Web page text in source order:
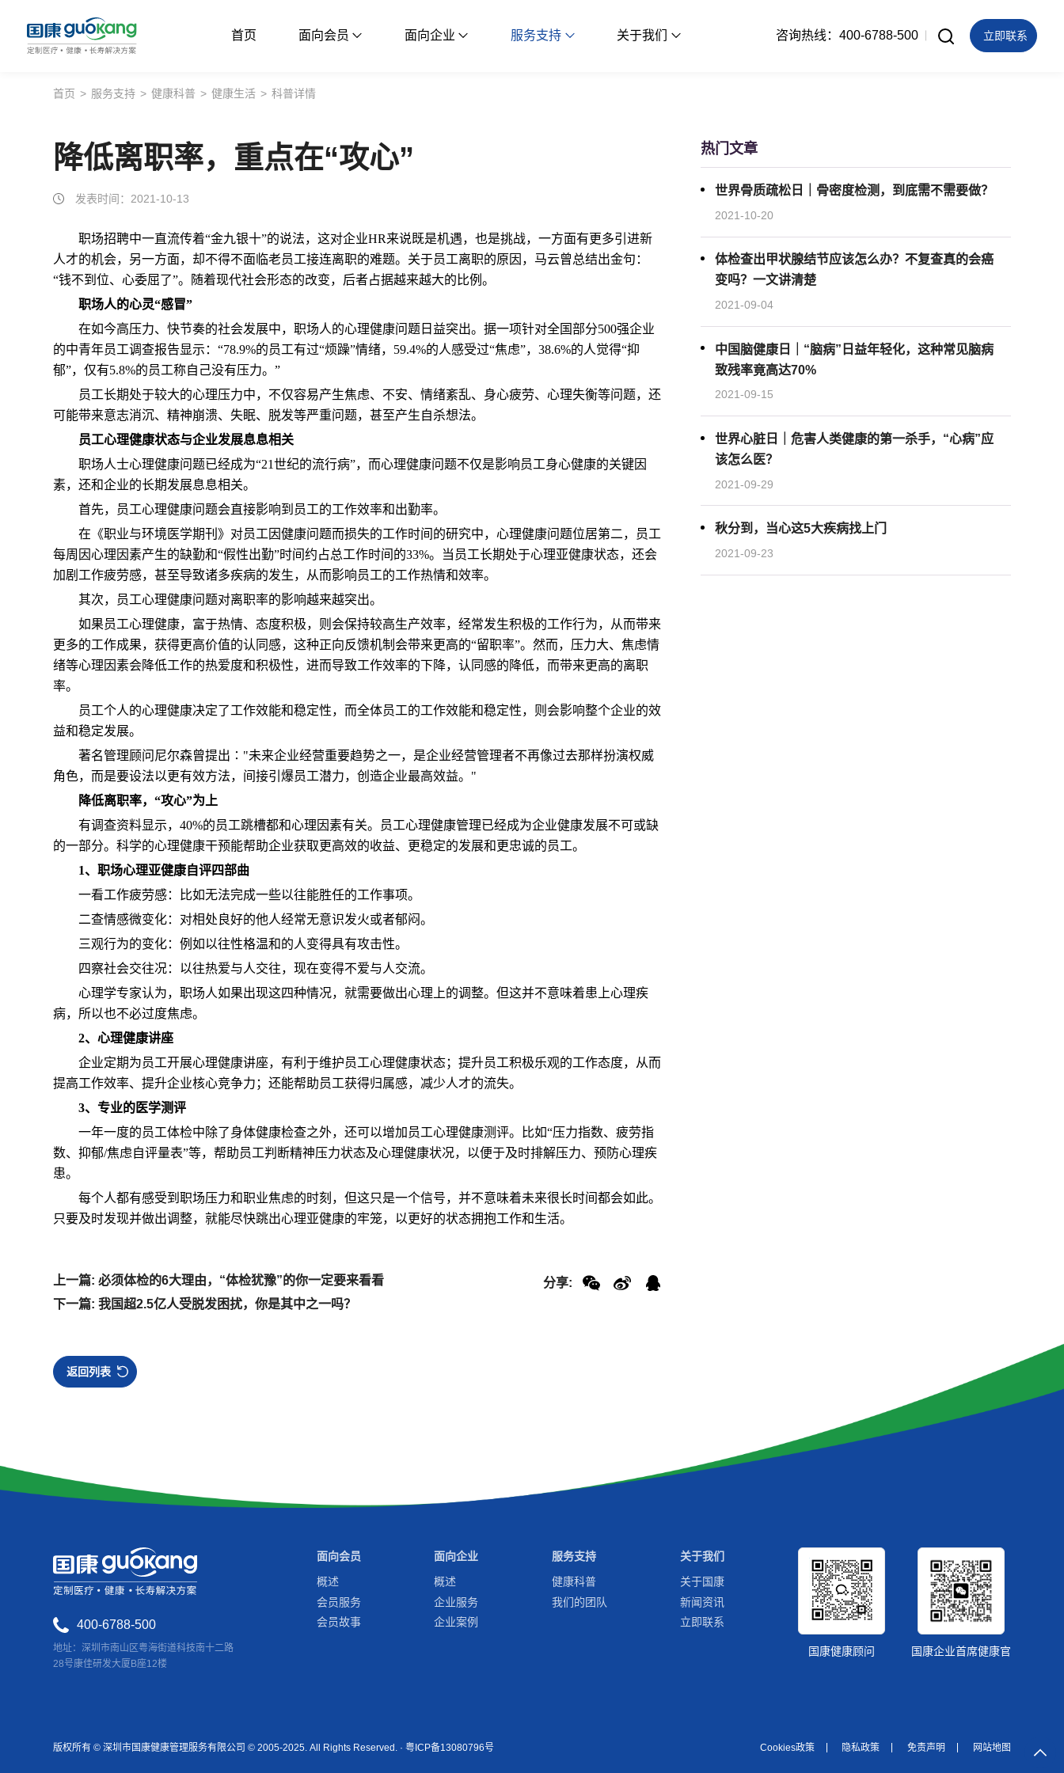
首页 面向会员 面向企业 服务支持 关于我们
面向企业
关于我们
咨询热线：400-6788-500 立即联系
首页 > 服务支持 > 健康科普 > 健康生活 > 科普详情
降低离职率，重点在“攻心”
发表时间：2021-10-13
职场招聘中一直流传着“金九银十”的说法，这对企业HR来说既是机遇，也是挑战，一方面有更多引进新
人才的机会，另一方面，却不得不面临老员工接连离职的难题。关于员工离职的原因，马云曾总结出金句：
“钱不到位、心委屈了”。随着现代社会形态的改变，后者占据越来越大的比例。
职场人的心灵“感冒”
在如今高压力、快节奏的社会发展中，职场人的心理健康问题日益突出。据一项针对全国部分500强企业
的中青年员工调查报告显示：“78.9%的员工有过“烦躁”情绪，59.4%的人感受过“焦虑”，38.6%的人觉得“抑
郁”，仅有5.8%的员工称自己没有压力。”
员工长期处于较大的心理压力中，不仅容易产生焦虑、不安、情绪紊乱、身心疲劳、心理失衡等问题，还
可能带来意志消沉、精神崩溃、失眠、脱发等严重问题，甚至产生自杀想法。
员工心理健康状态与企业发展息息相关
职场人士心理健康问题已经成为“21世纪的流行病”，而心理健康问题不仅是影响员工身心健康的关键因
素，还和企业的长期发展息息相关。
首先，员工心理健康问题会直接影响到员工的工作效率和出勤率。
在《职业与环境医学期刊》对员工因健康问题而损失的工作时间的研究中，心理健康问题位居第二，员工
每周因心理因素产生的缺勤和“假性出勤”时间约占总工作时间的33%。当员工长期处于心理亚健康状态，还会
加剧工作疲劳感，甚至导致诸多疾病的发生，从而影响员工的工作热情和效率。
其次，员工心理健康问题对离职率的影响越来越突出。
如果员工心理健康，富于热情、态度积极，则会保持较高生产效率，经常发生积极的工作行为，从而带来
更多的工作成果，获得更高价值的认同感，这种正向反馈机制会带来更高的“留职率”。然而，压力大、焦虑情
绪等心理因素会降低工作的热爱度和积极性，进而导致工作效率的下降，认同感的降低，而带来更高的离职
率。
员工个人的心理健康决定了工作效能和稳定性，而全体员工的工作效能和稳定性，则会影响整个企业的效
益和稳定发展。
著名管理顾问尼尔森曾提出∶"未来企业经营重要趋势之一，是企业经营管理者不再像过去那样扮演权威
角色，而是要设法以更有效方法，间接引爆员工潜力，创造企业最高效益。"
降低离职率，“攻心”为上
有调查资料显示，40%的员工跳槽都和心理因素有关。员工心理健康管理已经成为企业健康发展不可或缺
的一部分。科学的心理健康干预能帮助企业获取更高效的收益、更稳定的发展和更忠诚的员工。
1、职场心理亚健康自评四部曲
一看工作疲劳感：比如无法完成一些以往能胜任的工作事项。
二查情感微变化：对相处良好的他人经常无意识发火或者郁闷。
三观行为的变化：例如以往性格温和的人变得具有攻击性。
四察社会交往况：以往热爱与人交往，现在变得不爱与人交流。
心理学专家认为，职场人如果出现这四种情况，就需要做出心理上的调整。但这并不意味着患上心理疾
病，所以也不必过度焦虑。
2、心理健康讲座
企业定期为员工开展心理健康讲座，有利于维护员工心理健康状态；提升员工积极乐观的工作态度，从而
提高工作效率、提升企业核心竞争力；还能帮助员工获得归属感，减少人才的流失。
3、专业的医学测评
一年一度的员工体检中除了身体健康检查之外，还可以增加员工心理健康测评。比如“压力指数、疲劳指
数、抑郁/焦虑自评量表”等，帮助员工判断精神压力状态及心理健康状况，以便于及时排解压力、预防心理疾
患。
每个人都有感受到职场压力和职业焦虑的时刻，但这只是一个信号，并不意味着未来很长时间都会如此。
只要及时发现并做出调整，就能尽快跳出心理亚健康的牢笼，以更好的状态拥抱工作和生活。
上一篇: 必须体检的6大理由，“体检犹豫”的你一定要来看看
下一篇: 我国超2.5亿人受脱发困扰，你是其中之一吗？
分享:
返回列表
热门文章
世界骨质疏松日｜骨密度检测，到底需不需要做？
2021-10-20
体检查出甲状腺结节应该怎么办？不复查真的会癌
变吗？一文讲清楚
2021-09-04
中国脑健康日｜“脑病”日益年轻化，这种常见脑病
致残率竟高达70%
2021-09-15
世界心脏日｜危害人类健康的第一杀手，“心病”应
该怎么医？
2021-09-29
秋分到，当心这5大疾病找上门
2021-09-23
400-6788-500
地址：深圳市南山区粤海街道科技南十二路
28号康佳研发大厦B座12楼
面向会员
概述
会员服务
会员故事
面向企业
概述
企业服务
企业案例
服务支持
健康科普
我们的团队
关于我们
关于国康
新闻资讯
立即联系
国康健康顾问 国康企业首席健康官
版权所有 © 深圳市国康健康管理服务有限公司 © 2005-2025. All Rights Reserved. ·粤ICP备13080796号 Cookies政策 隐私政策 免责声明 网站地图